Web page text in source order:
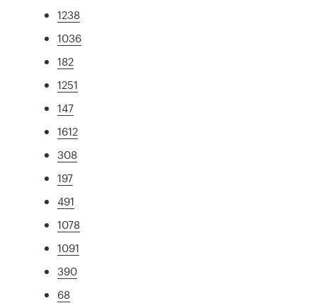
1238
1036
182
1251
147
1612
308
197
491
1078
1091
390
68